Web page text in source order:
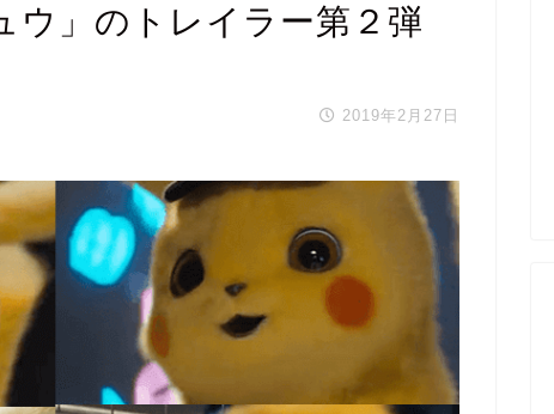
ウ」のトレイラー第２弾
2019年2月27日